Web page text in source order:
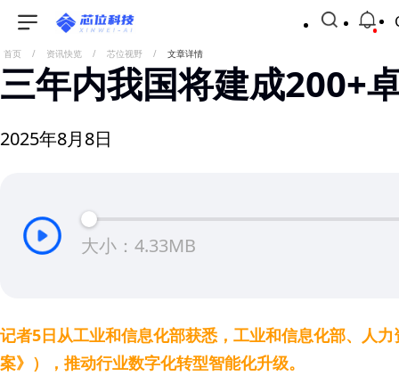
首页 / 资讯快览 / 芯位视野 / 文章详情
三年内我国将建成200+
2025年8月8日
大小：4.33MB
记者5日从工业和信息化部获悉，工业和信息化部、人
案》），推动行业数字化转型智能化升级。